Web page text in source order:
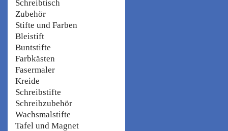
Schreibtisch
Zubehör
Stifte und Farben
Bleistift
Buntstifte
Farbkästen
Fasermaler
Kreide
Schreibstifte
Schreibzubehör
Wachsmalstifte
Tafel und Magnet